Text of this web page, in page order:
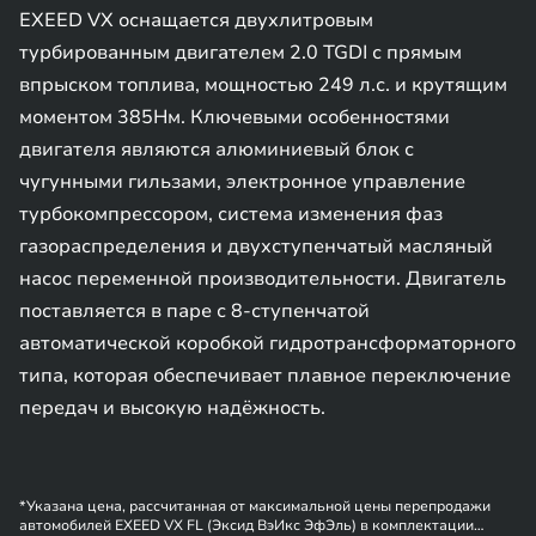
EXEED VX оснащается двухлитровым
турбированным двигателем 2.0 TGDI с прямым
впрыском топлива, мощностью 249 л.с. и крутящим
моментом 385Нм. Ключевыми особенностями
двигателя являются алюминиевый блок с
чугунными гильзами, электронное управление
турбокомпрессором, система изменения фаз
газораспределения и двухступенчатый масляный
насос переменной производительности. Двигатель
поставляется в паре с 8-ступенчатой
автоматической коробкой гидротрансформаторного
типа, которая обеспечивает плавное переключение
передач и высокую надёжность.
*Указана цена, рассчитанная от максимальной цены перепродажи
автомобилей EXEED VX FL (Эксид ВэИкс ЭфЭль) в комплектации